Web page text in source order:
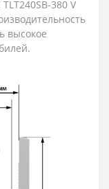
380 V
высокое